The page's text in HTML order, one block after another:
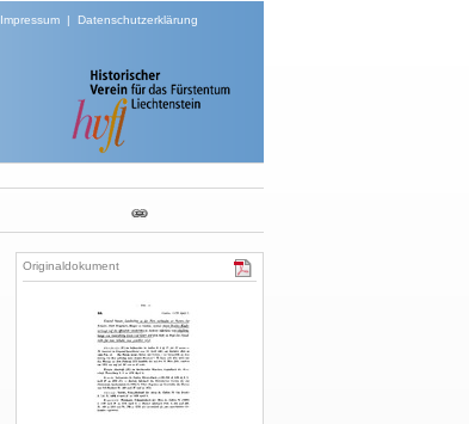
Impressum| Datenschutzerklärung
Originaldokument